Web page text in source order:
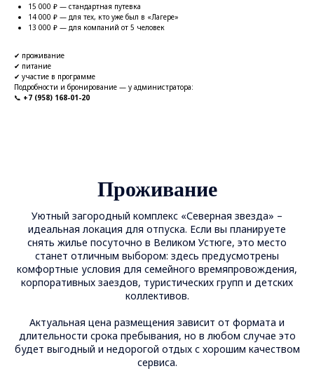
15 000 ₽ — стандартная путевка
14 000 ₽ — для тех, кто уже был в «Лагере»
13 000 ₽ — для компаний от 5 человек
✔ проживание
✔ питание
✔ участие в программе
Подробности и бронирование — у администратора:
📞 +7 (958) 168-01-20
Проживание
Уютный загородный комплекс «Северная звезда» –
идеальная локация для отпуска. Если вы планируете
снять жилье посуточно в Великом Устюге, это место
станет отличным выбором: здесь предусмотрены
комфортные условия для семейного времяпровождения,
корпоративных заездов, туристических групп и детских
коллективов.
Актуальная цена размещения зависит от формата и
длительности срока пребывания, но в любом случае это
будет выгодный и недорогой отдых с хорошим качеством
сервиса.